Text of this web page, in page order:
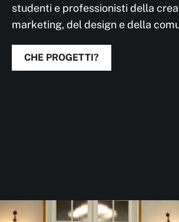
studenti e professionisti della
marketing, del design e della
CHE PROGETTI?